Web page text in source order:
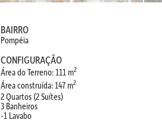
BAIRRO
Pompéia
CONFIGURAÇÃO
Área do Terreno: 111 m2
Área construída: 147 m2
2 Quartos (2 Suítes)
3 Banheiros
-1 Lavabo